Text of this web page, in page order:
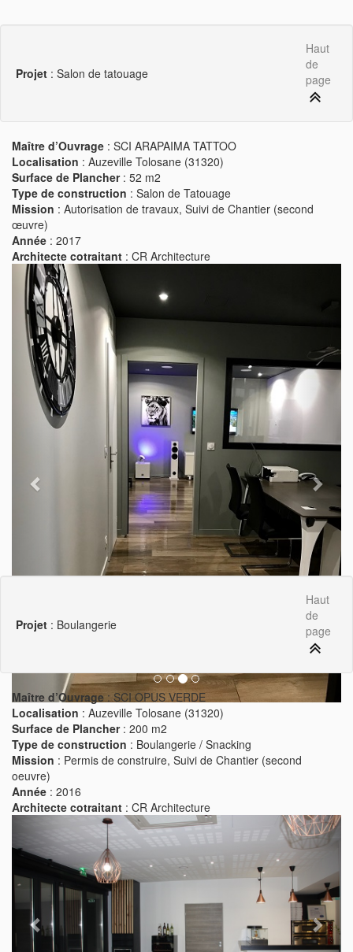
Projet : Salon de tatouage
Haut
de
page
Maître d’Ouvrage : SCI ARAPAIMA TATTOO
Localisation : Auzeville Tolosane (31320)
Surface de Plancher: 52 m2
Type de construction : Salon de Tatouage
Mission : Autorisation de travaux, Suivi de Chantier (second
œuvre)
Année : 2017
Architecte cotraitant : CR Architecture
Previous
Projet : Boulangerie
Haut
de
page
Maître d’Ouvrage : SCI OPUS VERDE
Localisation : Auzeville Tolosane (31320)
Surface de Plancher: 200 m2
Type de construction : Boulangerie / Snacking
Mission : Permis de construire, Suivi de Chantier (second
oeuvre)
Année : 2016
Architecte cotraitant : CR Architecture
Next